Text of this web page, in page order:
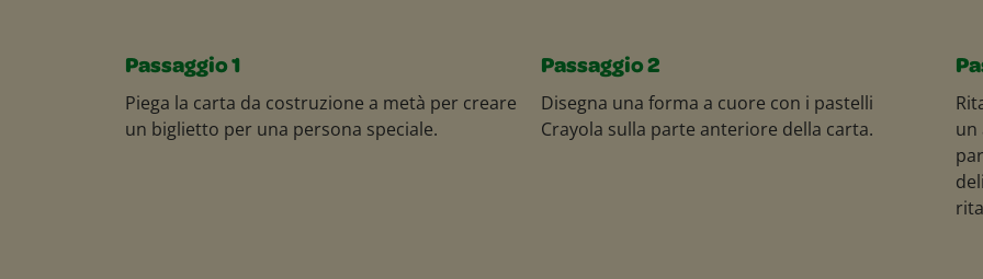
Passaggio 1
Piega la carta da costruzione a metà per creare
un biglietto per una persona speciale.
Passaggio 2
Disegna una forma a cuore con i pastelli
Crayola sulla parte anteriore della carta.
un